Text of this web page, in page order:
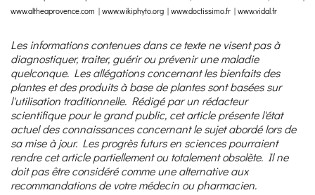
www.altheaprovence.com | www.wikiphyto.org | www.doctissimo.fr | www.vidal.fr
Les informations contenues dans ce texte ne visent pas à
diagnostiquer, traiter, guérir ou prévenir une maladie
quelconque. Les allégations concernant les bienfaits des
plantes et des produits à base de plantes sont basées sur
l'utilisation traditionnelle. Rédigé par un rédacteur
scientifique pour le grand public, cet article présente l'état
actuel des connaissances concernant le sujet abordé lors de
sa mise à jour. Les progrès futurs en sciences pourraient
rendre cet article partiellement ou totalement obsolète. Il ne
doit pas être considéré comme une alternative aux
recommandations de votre médecin ou pharmacien.